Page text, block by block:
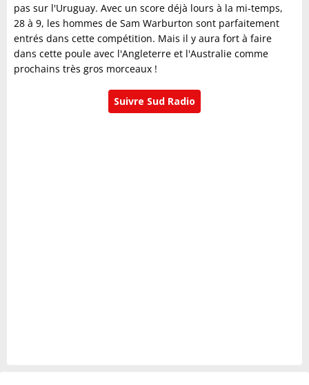
pas sur l'Uruguay. Avec un score déjà lours à la mi-temps,
28 à 9, les hommes de Sam Warburton sont parfaitement
entrés dans cette compétition. Mais il y aura fort à faire
dans cette poule avec l'Angleterre et l'Australie comme
prochains très gros morceaux !
Suivre Sud Radio